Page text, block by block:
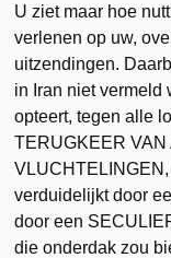
U ziet maar hoe
verlenen op uw,
uitzendingen.
in Iran niet vermeld
opteert, tegen alle
TERUGKEER
verduidelijkt door
door een
die onderdak zou